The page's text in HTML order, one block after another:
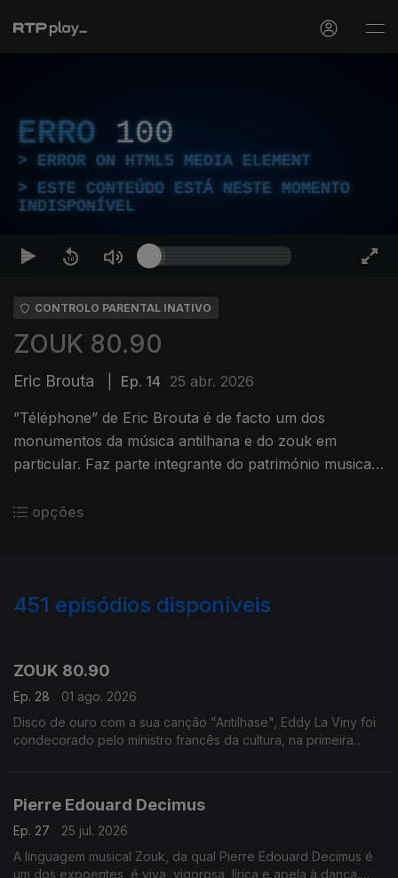
ERRO 100
ERROR ON HTML5 MEDIA ELEMENT
ESTE CONTEÚDO ESTÁ NESTE MOMENTO
INDISPONÍVEL
CONTROLO PARENTAL INATIVO
ZOUK 80.90
Eric Brouta Ep. 14 25 abr. 2026
”Téléphone” de Eric Brouta é de facto um dos
monumentos da música antilhana e do zouk em
particular. Faz parte integrante do património musical
opções
451 episódios disponíveis
ZOUK 80.90
Ep. 28
01 ago. 2026
Disco de ouro com a sua canção "Antilhase", Eddy La Viny foi
condecorado pelo ministro francês da cultura, na primeira
Pierre Edouard Decimus
Ep. 27
25 jul. 2026
A linguagem musical Zouk, da qual Pierre Edouard Decimus é
um dos expoentes, é viva, vigorosa, lírica e apela à dança.